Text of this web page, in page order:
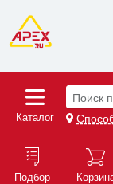
Каталог
Поиск
Подбор